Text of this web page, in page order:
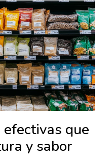
efectivas que
y sabor